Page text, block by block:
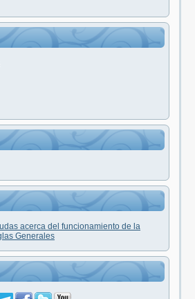
acerca del funcionamiento de la
Generales